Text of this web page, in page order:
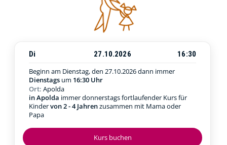
Kurs buchen
Di 27.10.2026
16:30
Beginn am Dienstag, den 27.10.2026dann immer
Dienstags um 16:30 Uhr
Ort: Apolda
in Apolda immer donnerstags fortlaufender Kurs für
Kindervon 2 - 4 Jahrenzusammen mit Mama oder
Papa